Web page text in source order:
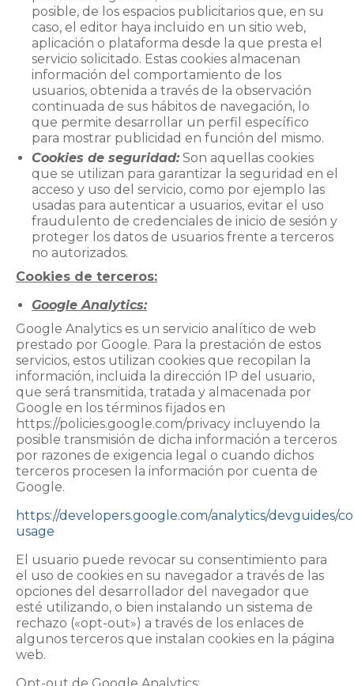
posible, de los espacios publicitarios que, en su
caso, el editor haya incluido en un sitio web,
aplicación o plataforma desde la que presta el
servicio solicitado. Estas cookies almacenan
información del comportamiento de los
usuarios, obtenida a través de la observación
continuada de sus hábitos de navegación, lo
que permite desarrollar un perfil específico
para mostrar publicidad en función del mismo.
Cookies de seguridad:Son aquellas cookies
que se utilizan para garantizar la seguridad en el
acceso y uso del servicio, como por ejemplo las
usadas para autenticar a usuarios, evitar el uso
fraudulento de credenciales de inicio de sesión y
proteger los datos de usuarios frente a terceros
no autorizados.
Cookies de terceros:
Google Analytics:
Google Analytics es un servicio analítico de web
prestado por Google. Para la prestación de estos
servicios, estos utilizan cookies que recopilan la
información, incluida la dirección IP del usuario,
que será transmitida, tratada y almacenada por
Google en los términos fijados en
https://policies.google.com/privacy incluyendo la
posible transmisión de dicha información a terceros
por razones de exigencia legal o cuando dichos
terceros procesen la información por cuenta de
Google.
https://developers.google.com/analytics/devguides/
usage
El usuario puede revocar su consentimiento para
el uso de cookies en su navegador a través de las
opciones del desarrollador del navegador que
esté utilizando, o bien instalando un sistema de
rechazo («opt-out») a través de los enlaces de
algunos terceros que instalan cookies en la página
web.